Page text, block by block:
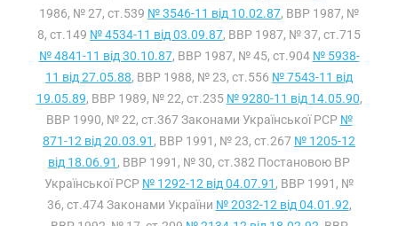
1986, № 27, ст.539 № 3546-11 від 10.02.87, ВВР 1987, №
8, ст.149 № 4534-11 від 03.09.87, ВВР 1987, № 37, ст.715
№ 4841-11 від 30.10.87, ВВР 1987, № 45, ст.904 № 5938-
11 від 27.05.88, ВВР 1988, № 23, ст.556 № 7543-11 від
19.05.89, ВВР 1989, № 22, ст.235 № 9280-11 від 14.05.90,
ВВР 1990, № 22, ст.367 Законами Української РСР №
871-12 від 20.03.91 , ВВР 1991, № 23, ст.267 № 1205-12
від 18.06.91 , ВВР 1991, № 30, ст.382 Постановою ВР
Української РСР № 1292-12 від 04.07.91 , ВВР 1991, №
36, ст.474 Законами України № 2032-12 від 04.01.92,